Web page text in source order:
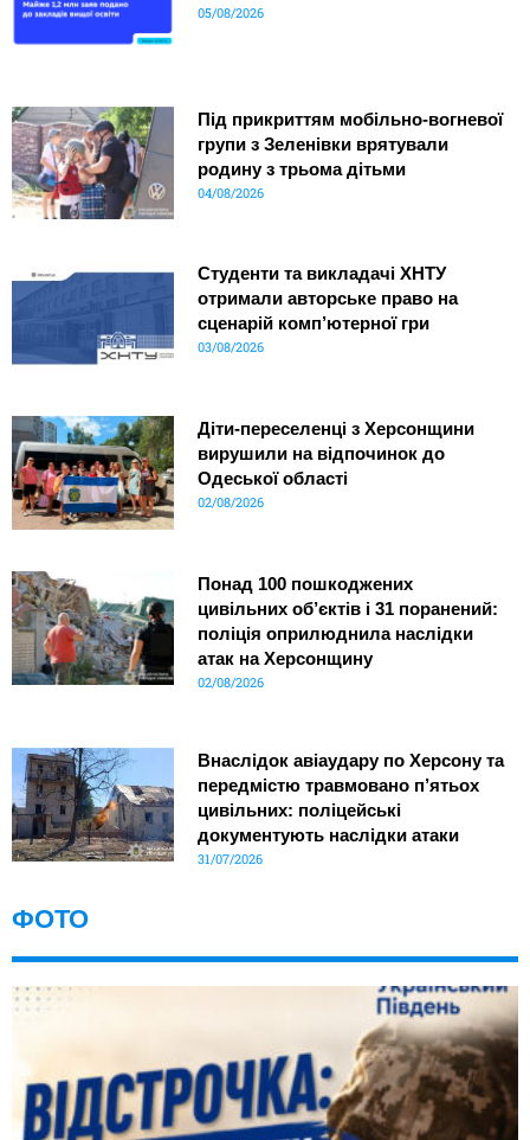
05/08/2026
Під прикриттям мобільно-вогневої
групи з Зеленівки врятували
родину з трьома дітьми
04/08/2026
Студенти та викладачі ХНТУ
отримали авторське право на
сценарій комп’ютерної гри
03/08/2026
Діти-переселенці з Херсонщини
вирушили на відпочинок до
Одеської області
02/08/2026
Понад 100 пошкоджених
цивільних об’єктів і 31 поранений:
поліція оприлюднила наслідки
атак на Херсонщину
02/08/2026
Внаслідок авіаудару по Херсону та
передмістю травмовано п’ятьох
цивільних: поліцейські
документують наслідки атаки
31/07/2026
ФОТО